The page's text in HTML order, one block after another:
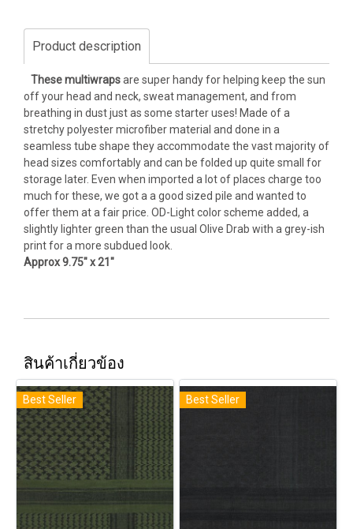
Product description
These multiwrapsare super handy for helping keep the sun
off your head and neck, sweat management, and from
breathing in dust just as some starter uses! Made of a
stretchy polyester microfiber material and done in a
seamless tube shape they accommodate the vast majority of
head sizes comfortably and can be folded up quite small for
storage later. Even when imported a lot of places charge too
much for these, we got a a good sized pile and wanted to
offer them at a fair price. OD-Light color scheme added, a
slightly lighter green than the usual Olive Drab with a grey-ish
print for a more subdued look.
Approx 9.75" x 21"
สินค้าเกี่ยวข้อง
Best Seller Best Seller